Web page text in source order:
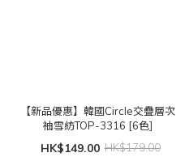
【新品優惠】韓國Circle交疊層次
袖雪紡TOP-3316 [6色]
HK$149.00 HK$179.00